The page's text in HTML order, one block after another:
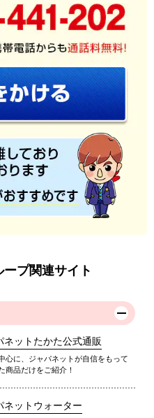
プ関連サイト
ネットたかた公式通販
心に、ジャパネットが自信をもって
商品だけをご紹介！
ネットウォーター